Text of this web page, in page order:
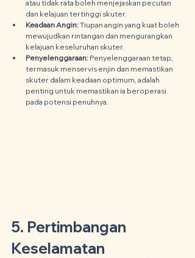
atau tidak rata boleh menjejaskan pecutan
dan kelajuan tertinggi skuter.
Keadaan Angin: Tiupan angin yang kuat boleh
mewujudkan rintangan dan mengurangkan
kelajuan keseluruhan skuter.
Penyelenggaraan: Penyelenggaraan tetap,
termasuk menservis enjin dan memastikan
skuter dalam keadaan optimum, adalah
penting untuk memastikan ia beroperasi
pada potensi penuhnya.
5. Pertimbangan
Keselamatan